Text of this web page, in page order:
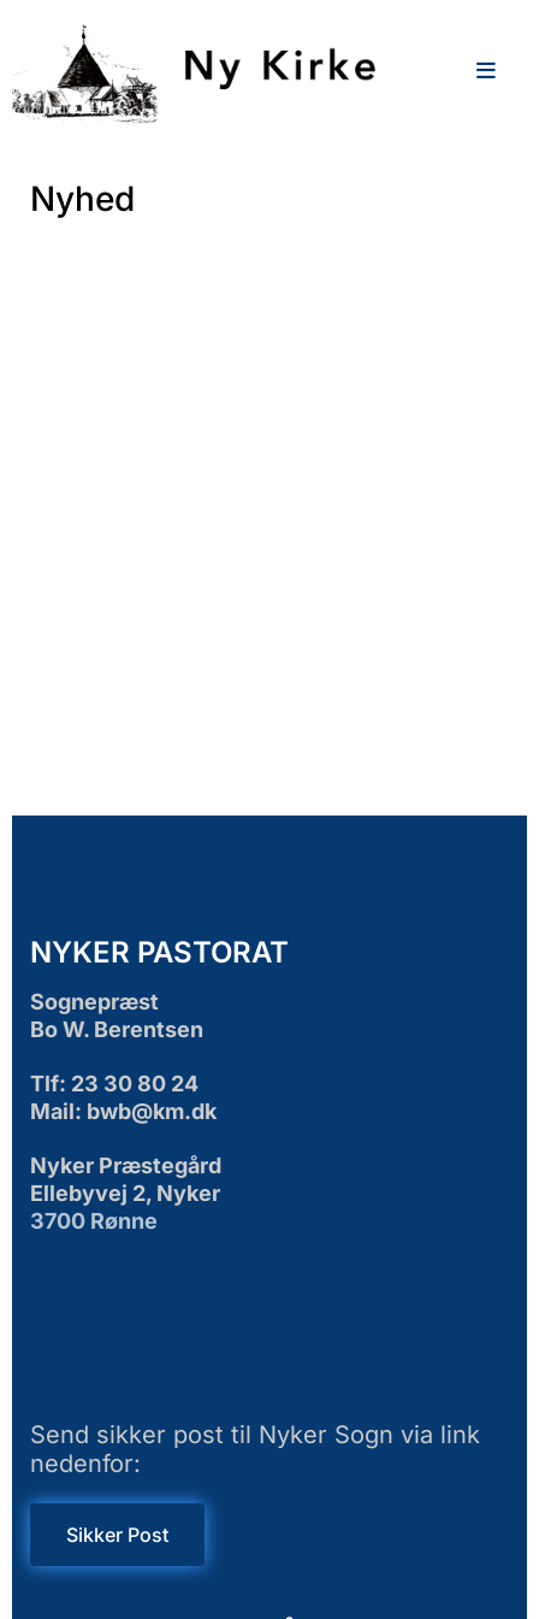
Nyhed
NYKER PASTORAT
Sognepræst
Bo W. Berentsen
Tlf: 23 30 80 24
Mail: bwb@km.dk
Nyker Præstegård
Ellebyvej 2, Nyker
3700 Rønne
Send sikker post til Nyker Sogn via link
nedenfor:
Sikker Post